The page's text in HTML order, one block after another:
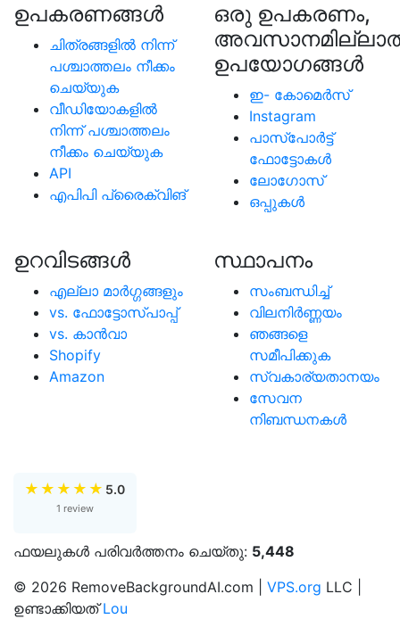
ഉപകരണങ്ങള്‍
ചിത്രങ്ങളിൽ നിന്ന്
പശ്ചാത്തലം നീക്കം
ചെയ്യുക
വീഡിയോകളിൽ
നിന്ന് പശ്ചാത്തലം
നീക്കം ചെയ്യുക
API
എപിപി പ്രൈക്വിങ്
ഒരു ഉപകരണം,
ഉപയോഗങ്ങൾ
ഇ- കോമെര്‍സ്
Instagram
പാസ്പോര്‍ട്ട്
ഫോട്ടോകള്‍
ലോഗോസ്
ഒപ്പുകള്‍
ഉറവിടങ്ങള്‍
എല്ലാ മാര്‍ഗ്ഗങ്ങളും
vs. ഫോട്ടോസ്പാപ്പ്
vs. കാന്‍വാ
Shopify
Amazon
സ്ഥാപനം
സംബന്ധിച്ച്
വിലനിർണ്ണയം
ഞങ്ങളെ
സമീപിക്കുക
സ്വകാര്യതാനയം
സേവന
നിബന്ധനകൾ
★ ★ ★ ★ ★ 5.0
1 review
ഫയലുകൾ പരിവർത്തനം ചെയ്തു: 5,448
© 2026 RemoveBackgroundAI.com | VPS.org LLC |
ഉണ്ടാക്കിയത്Lou